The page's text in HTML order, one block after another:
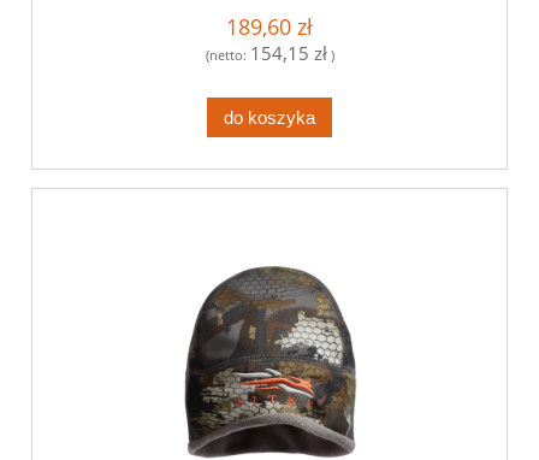
189,60 zł
(netto: 154,15 zł)
do koszyka